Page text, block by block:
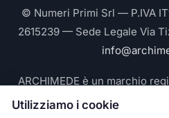
© Numeri Primi Srl — P.IVA
2615239 — Sede Legale Via
ARCHIMEDE è un marchio
Le fotografie pubblicate su
Utilizziamo i cookie